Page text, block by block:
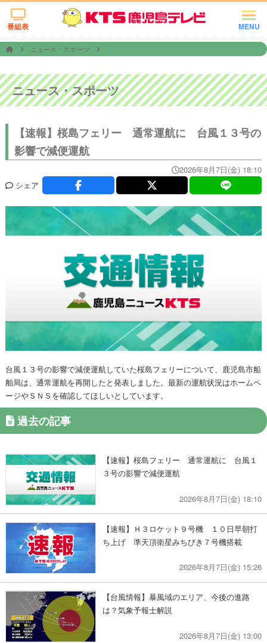
MENU
番組表
ニュース・スポーツ
ニュース・スポーツ
【速報】桜島フェリー 通常運航に 台風１３号の
影響で減便運航
2026年8月7日(金) 18:10
シェア
台風１３号の影響で減便運航していた桜島フェリーについて、鹿児島市船
舶局は、通常運航を再開したと発表しました。最新の運航状況はホームペ
ージやＳＮＳを確認してほしいとしています。
過去の記事
【速報】桜島フェリー 通常運航に 台風１
３号の影響で減便運航
2026年8月7日(金) 18:10
【速報】Ｈ３ロケット９号機 １０日早朝打
ち上げ 準天頂衛星みちびき７号機搭載
2026年8月7日(金) 15:26
【台風情報】暴風域のエリア、今後の進路
は？気象予報士解説
2026年8月7日(金) 13:00